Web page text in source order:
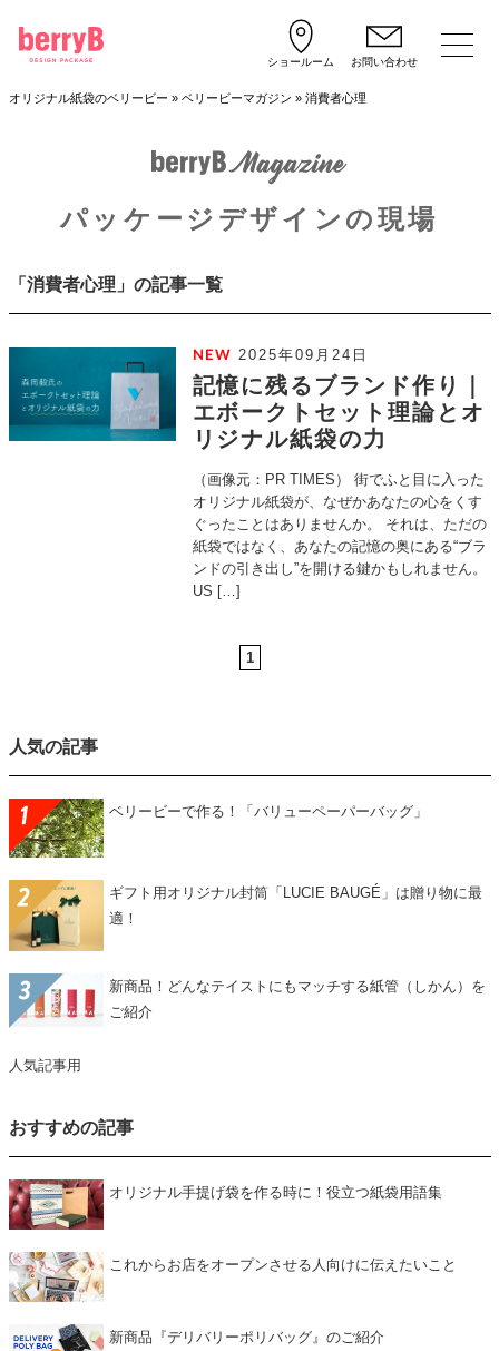
ショールーム お問い合わせ
オリジナル紙袋のベリービー » ベリービーマガジン » 消費者心理
パッケージデザインの現場
「消費者心理」の記事一覧
記憶に残るブランド作り｜
エボークトセット理論とオ
リジナル紙袋の力
2025年09月24日
（画像元：PR TIMES） 街でふと目に入った
オリジナル紙袋が、なぜかあなたの心をくす
ぐったことはありませんか。 それは、ただの
紙袋ではなく、あなたの記憶の奥にある“ブラ
ンドの引き出し”を開ける鍵かもしれません。
US […]
1
人気の記事
ベリービーで作る！「バリューペーパーバッグ」
ギフト用オリジナル封筒「LUCIE BAUGÉ」は贈り物に最
適！
新商品！どんなテイストにもマッチする紙管（しかん）を
ご紹介
人気記事用
おすすめの記事
オリジナル手提げ袋を作る時に！役立つ紙袋用語集
これからお店をオープンさせる人向けに伝えたいこと
新商品『デリバリーポリバッグ』のご紹介